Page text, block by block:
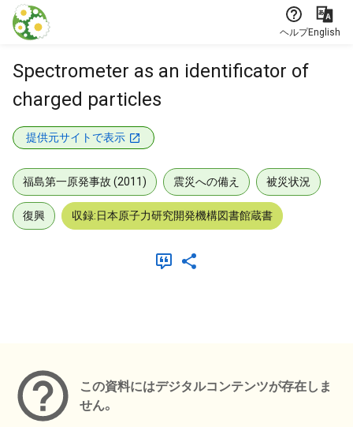
本文に飛ぶ
ヘルプEnglish
Spectrometer as an identificator of
charged particles
提供元サイトで表示
福島第一原発事故 (2011) 震災への備え 被災状況
復興 収録:日本原子力研究開発機構図書館蔵書
この資料にはデジタルコンテンツが存在しま
せん。